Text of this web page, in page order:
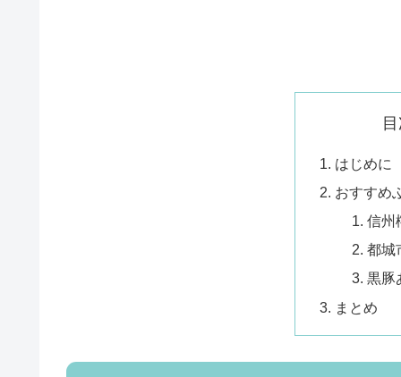
はじめに
おすすめ
信州
都城
黒豚
まとめ